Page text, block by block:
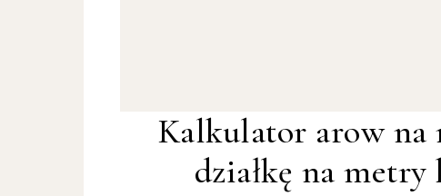
Kalkulator arow na
działkę na